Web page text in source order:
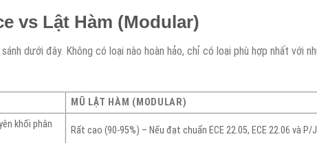
vs Lật Hàm (Modular)
dưới đây. Không có loại nào hoàn hảo, chỉ có loại phù hợp nhất với
MŨ LẬT HÀM (MODULAR)
khối phân
Rất cao (90-95%) – Nếu đạt chuẩn ECE 22.05, ECE 22.06 và P/